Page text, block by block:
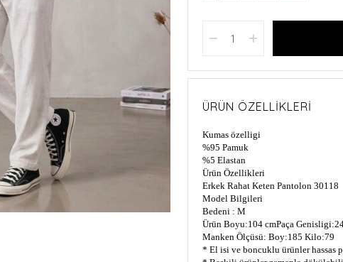
ÜRÜN ÖZELLIKLERI
Kumas özelligi
%95 Pamuk
%5 Elastan
Ürün Özellikleri
Erkek Rahat Keten Pantolon 30118
Model Bilgileri
Bedeni : M
Ürün Boyu:104 cmPaça
Manken Ölçüsü: Boy:185 Kilo:79
* El isi ve boncuklu ürünler hassas